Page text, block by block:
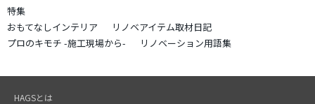
特集
おもてなしインテリア
リノベアイテム取材日記
プロのキモチ -施工現場から-
リノベーション用語集
HAGSとは